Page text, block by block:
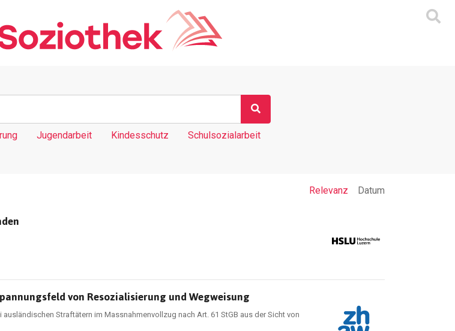
Jugendarbeit Kindesschutz Schulsozialarbeit
Relevanz Datum
von Resozialisierung und Wegweisung
Straftätern im Massnahmenvollzug nach Art. 61 StGB aus der Sicht von